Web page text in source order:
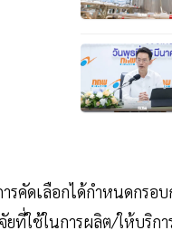
รคัดเลือกได้กำหนดกรอ
ที่ใช้ในการผลิต/ให้บริก